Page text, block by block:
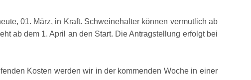
01. März, in Kraft. Schweinehalter können vermutlich ab
ab dem 1. April an den Start. Die Antragstellung erfolgt bei
Kosten werden wir in der kommenden Woche in einer